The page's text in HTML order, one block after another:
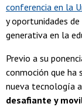
conferencia en la
y oportunidades
generativa en la
Previo a su
conmoción que ha
nueva tecnología
desafiante y